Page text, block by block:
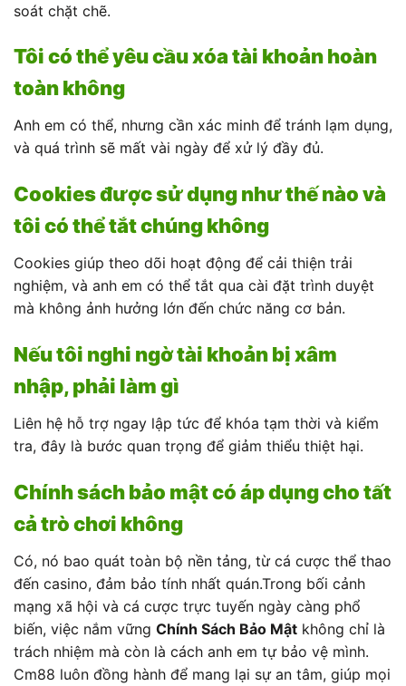
soát chặt chẽ.
Tôi có thể yêu cầu xóa tài khoản hoàn
toàn không
Anh em có thể, nhưng cần xác minh để tránh lạm dụng,
và quá trình sẽ mất vài ngày để xử lý đầy đủ.
Cookies được sử dụng như thế nào và
tôi có thể tắt chúng không
Cookies giúp theo dõi hoạt động để cải thiện trải
nghiệm, và anh em có thể tắt qua cài đặt trình duyệt
mà không ảnh hưởng lớn đến chức năng cơ bản.
Nếu tôi nghi ngờ tài khoản bị xâm
nhập, phải làm gì
Liên hệ hỗ trợ ngay lập tức để khóa tạm thời và kiểm
tra, đây là bước quan trọng để giảm thiểu thiệt hại.
Chính sách bảo mật có áp dụng cho tất
cả trò chơi không
Có, nó bao quát toàn bộ nền tảng, từ cá cược thể thao
đến casino, đảm bảo tính nhất quán.Trong bối cảnh
mạng xã hội và cá cược trực tuyến ngày càng phổ
biến, việc nắm vững Chính Sách Bảo Mật không chỉ là
trách nhiệm mà còn là cách anh em tự bảo vệ mình.
Cm88 luôn đồng hành để mang lại sự an tâm, giúp mọi